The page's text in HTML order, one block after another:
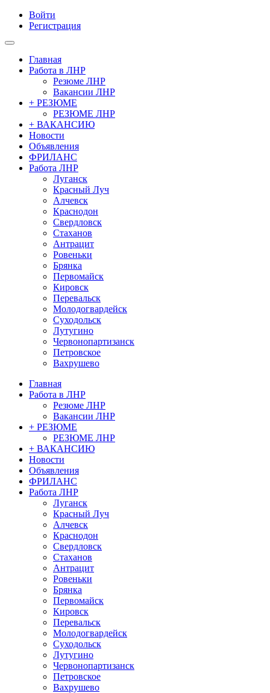
Войти
Регистрация
Главная
Работа в ЛНР
Резюме ЛНР
Вакансии ЛНР
+ РЕЗЮМЕ
РЕЗЮМЕ ЛНР
+ ВАКАНСИЮ
Новости
Объявления
ФРИЛАНС
Работа ЛНР
Луганск
Красный Луч
Алчевск
Краснодон
Свердловск
Стаханов
Антрацит
Ровеньки
Брянка
Первомайск
Кировск
Перевальск
Молодогвардейск
Суходольск
Лутугино
Червонопартизанск
Петровское
Вахрушево
Главная
Работа в ЛНР
Резюме ЛНР
Вакансии ЛНР
+ РЕЗЮМЕ
РЕЗЮМЕ ЛНР
+ ВАКАНСИЮ
Новости
Объявления
ФРИЛАНС
Работа ЛНР
Луганск
Красный Луч
Алчевск
Краснодон
Свердловск
Стаханов
Антрацит
Ровеньки
Брянка
Первомайск
Кировск
Перевальск
Молодогвардейск
Суходольск
Лутугино
Червонопартизанск
Петровское
Вахрушево